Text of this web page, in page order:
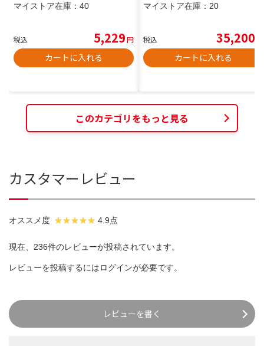
マイストア在庫： 40
税込 5,229円
カートに入れる
マイストア在庫： 20
税込 35,200
カートに入れる
このカテゴリをもっと見る
カスタマーレビュー
オススメ度 4.9点
現在、236件のレビューが投稿されています。
レビューを投稿するにはログインが必要です。
レビューを書く